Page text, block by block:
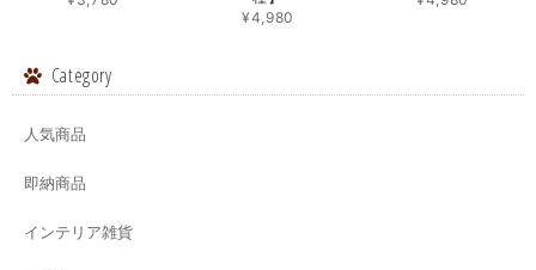
¥4,980
Category
人気商品
即納商品
インテリア雑貨